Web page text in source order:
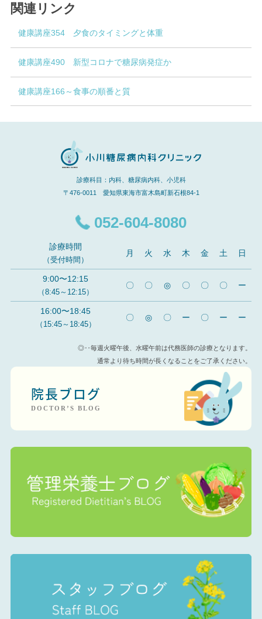
関連リンク
健康講座354 夕食のタイミングと体重
健康講座490 新型コロナで糖尿病発症か
健康講座166～食事の順番と質
診療科目：内科、糖尿病内科、小児科
〒476-0011 愛知県東海市富木島町新石根84-1
052-604-8080
診療時間
（受付時間）
月 火 水 木 金 土 日
9:00〜12:15
（8:45～12:15）
〇 〇 ◎ 〇 〇 〇 ー
16:00〜18:45
（15:45～18:45）
〇 ◎ 〇 ー 〇 ー ー
◎‥毎週火曜午後、水曜午前は代務医師の診療となります。
通常より待ち時間が長くなることをご了承ください。
院長ブログ
DOCTOR’S BLOG